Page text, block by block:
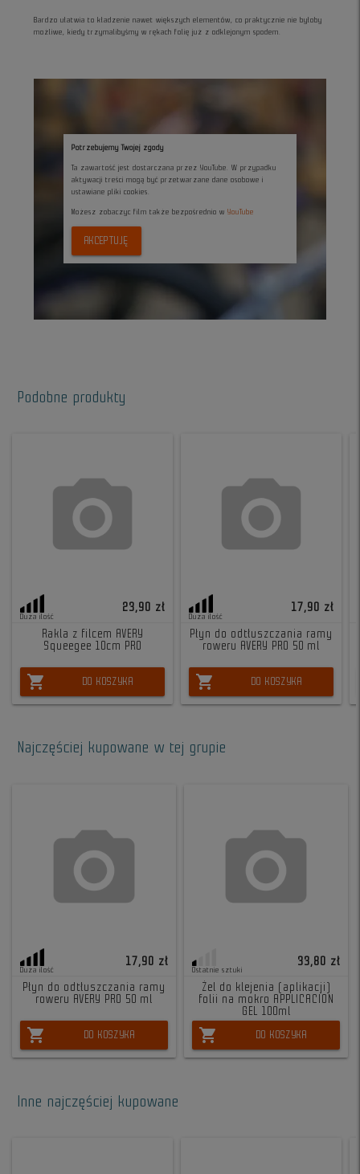
Potrzebujemy Twojej zgody
Ta zawartość jest dostarczana przez YouTube. W przypadku
aktywacji treści mogą być przetwarzane dane osobowe i
ustawiane pliki cookies.
Możesz zobaczyc film także bezpośrednio w YouTube
AKCEPTUJĘ
Bardzo ułatwia to kładzenie nawet większych elementów, co praktycznie nie byłoby
możliwe, kiedy trzymalibyśmy w rękach folię już z odklejonym spodem.
Podobne produkty
Duża ilość
23,90 zł
Rakla z filcem AVERY
Squeegee 10cm PRO
shopping_cart DO KOSZYKA
Duża ilość
17,90 zł
Płyn do odtłuszczania ramy
roweru AVERY PRO 50 ml
shopping_cart DO KOSZYKA
Najczęściej kupowane w tej grupie
Duża ilość
17,90 zł
Płyn do odtłuszczania ramy
roweru AVERY PRO 50 ml
shopping_cart DO KOSZYKA
Ostatnie sztuki
33,80 zł
Żel do klejenia (aplikacji)
folii na mokro APPLICACION
GEL 100ml
shopping_cart DO KOSZYKA
Inne najczęściej kupowane